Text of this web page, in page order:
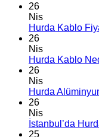
26
Nis
Hurda Kablo
26
Nis
Hurda Kablo
26
Nis
Hurda
26
Nis
İstanbul’da
25